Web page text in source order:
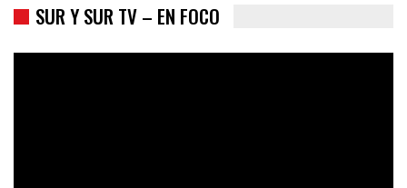
SUR Y SUR TV – EN FOCO